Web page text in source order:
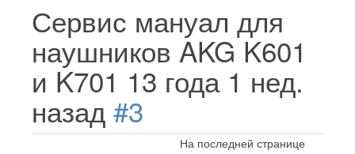
Сервис мануал для
наушников AKG K601
и K701 13 года 1 нед.
назад #3
На последней странице